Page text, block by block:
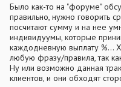
Было как-то на "форуме"
правильно, нужно говорить
посчитают сумму и на нее
индивидуумы, которые
каждодневную выплату %...
любую фразу/правила, так
Ну или возможно данная
клиентов, и они обходят